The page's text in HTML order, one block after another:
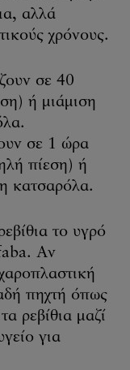
αλλά
χρόνους.
σε 40
ή μιάμιση
σε 1 ώρα
πίεση) ή
κατσαρόλα.
το υγρό
Αν
πηχτή όπως
ρεβίθια μαζί
για